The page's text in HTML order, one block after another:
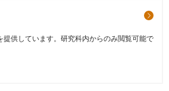
提供しています。研究科内からのみ閲覧可能で